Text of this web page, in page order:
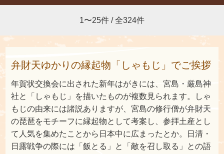
1〜25件 / 全324件
弁財天ゆかりの縁起物「しゃもじ」でご挨拶
年賀状交換会に出された新年はがきには、宮島・厳島神
社と「しゃもじ」を描いたものが複数見られます。しゃ
もじの由来には諸説ありますが、宮島の修行僧が弁財天
の琵琶をモチーフに縁起物として考案し、参拝土産とし
て人気を集めたことから日本中に広まったとか。日清・
日露戦争の際には「飯とる」と「敵を召し取る」との語